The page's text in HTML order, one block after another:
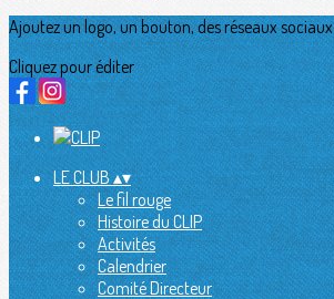
Ajoutez un logo, un bouton, des réseaux sociaux
Cliquez pour éditer
LE CLUB▴▾
Le fil rouge
Histoire du CLIP
Activités
Calendrier
Comité Directeur